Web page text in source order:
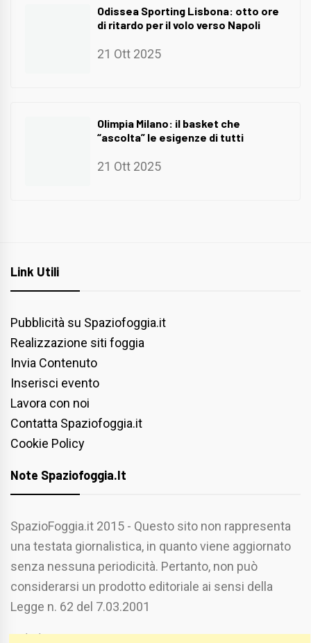
Odissea Sporting Lisbona: otto ore
di ritardo per il volo verso Napoli
21 Ott 2025
Olimpia Milano: il basket che
“ascolta” le esigenze di tutti
21 Ott 2025
Link Utili
Pubblicità su Spaziofoggia.it
Realizzazione siti foggia
Invia Contenuto
Inserisci evento
Lavora con noi
Contatta Spaziofoggia.it
Cookie Policy
Note Spaziofoggia.it
SpazioFoggia.it 2015 - Questo sito non rappresenta
una testata giornalistica, in quanto viene aggiornato
senza nessuna periodicità. Pertanto, non può
considerarsi un prodotto editoriale ai sensi della
Legge n. 62 del 7.03.2001
Chi Siamo